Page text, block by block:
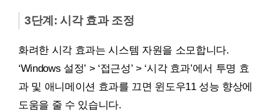
3단계: 시각 효과 조정
화려한 시각 효과는 시스템 자원을 소모합니다.
‘Windows 설정’ > ‘접근성’ > ‘시각 효과’에서 투명 효
과 및 애니메이션 효과를 끄면 윈도우11 성능 향상에
도움을 줄 수 있습니다.